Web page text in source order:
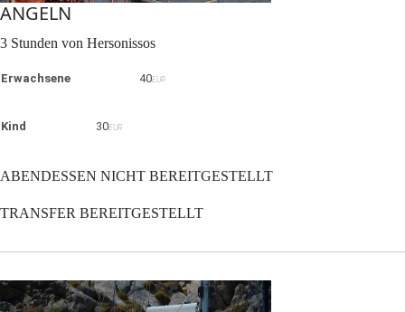
ANGELN
3 Stunden von Hersonissos
Erwachsene 40EUR
Kind 30EUR
ABENDESSEN NICHT BEREITGESTELLT
TRANSFER BEREITGESTELLT